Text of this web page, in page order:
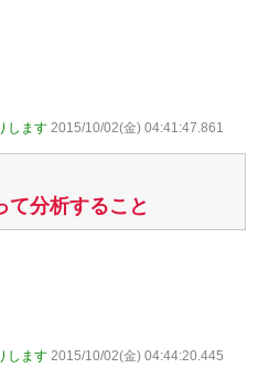
します 2015/10/02(金) 04:41:47.861
て分析すること
します 2015/10/02(金) 04:44:20.445